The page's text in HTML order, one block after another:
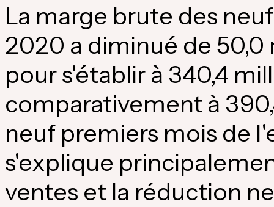
La marge brute des
2020 a diminué de 50,0
pour s'établir à 340,4
comparativement à
neuf premiers mois de
s'explique
ventes et la réduction